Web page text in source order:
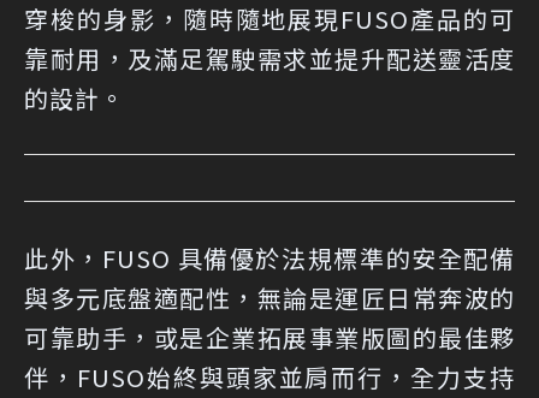
穿梭的身影，隨時隨地展現FUSO產品的可
靠耐用，及滿足駕駛需求並提升配送靈活度
的設計。
此外，FUSO 具備優於法規標準的安全配備
與多元底盤適配性，無論是運匠日常奔波的
可靠助手，或是企業拓展事業版圖的最佳夥
伴，FUSO始終與頭家並肩而行，全力支持